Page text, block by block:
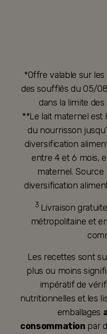
*Offre valable sur
des soufflés du 05/
dans la limite
**Le lait maternel est
du nourrisson
diversification
entre 4 et 6 mois,
maternel. Source
diversification
3 Livraison
métropolitaine et
Les recettes sont
plus ou moins
impératif de
nutritionnelles et les
emballages
consommation par